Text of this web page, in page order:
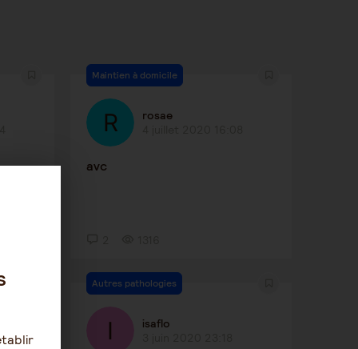
Maintien à domicile
rosae
avc
Autres pathologies
isaflo